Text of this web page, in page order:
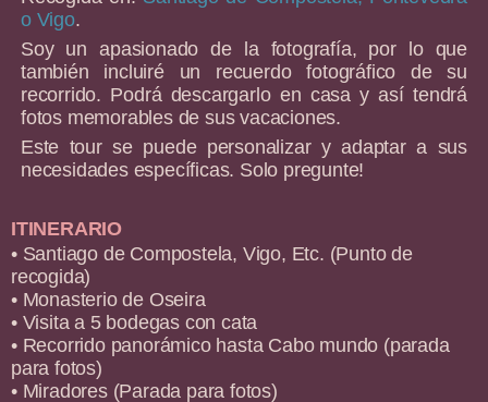
o Vigo.
Soy un apasionado de la fotografía, por lo que
también incluiré un recuerdo fotográfico de su
recorrido. Podrá descargarlo en casa y así tendrá
fotos memorables de sus vacaciones.
Este tour se puede personalizar y adaptar a sus
necesidades específicas. Solo pregunte!
ITINERARIO
• Santiago de Compostela, Vigo, Etc. (Punto de
recogida)
• Monasterio de Oseira
• Visita a 5 bodegas con cata
• Recorrido panorámico hasta Cabo mundo (parada
para fotos)
• Miradores (Parada para fotos)